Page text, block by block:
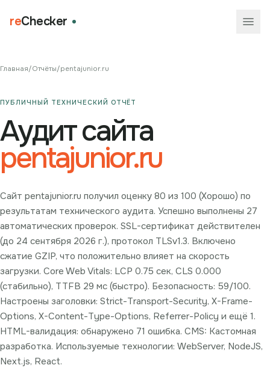
reChecker
Главная/Отчёты/pentajunior.ru
ПУБЛИЧНЫЙ ТЕХНИЧЕСКИЙ ОТЧЁТ
Аудит сайта
pentajunior.ru
Сайт pentajunior.ru получил оценку 80 из 100 (Хорошо) по
результатам технического аудита. Успешно выполнены 27
автоматических проверок. SSL-сертификат действителен
(до 24 сентября 2026 г.), протокол TLSv1.3. Включено
сжатие GZIP, что положительно влияет на скорость
загрузки. Core Web Vitals: LCP 0.75 сек, CLS 0.000
(стабильно), TTFB 29 мс (быстро). Безопасность: 59/100.
Настроены заголовки: Strict-Transport-Security, X-Frame-
Options, X-Content-Type-Options, Referrer-Policy и ещё 1.
HTML-валидация: обнаружено 71 ошибка. CMS: Кастомная
разработка. Используемые технологии: WebServer, NodeJS,
Next.js, React.